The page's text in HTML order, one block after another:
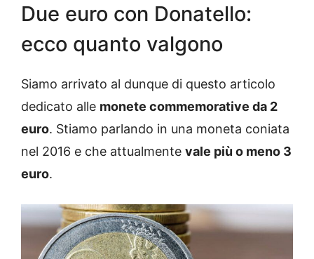
Due euro con Donatello:
ecco quanto valgono
Siamo arrivato al dunque di questo articolo
dedicato alle monete commemorative da 2
euro. Stiamo parlando in una moneta coniata
nel 2016 e che attualmente vale più o meno 3
euro.